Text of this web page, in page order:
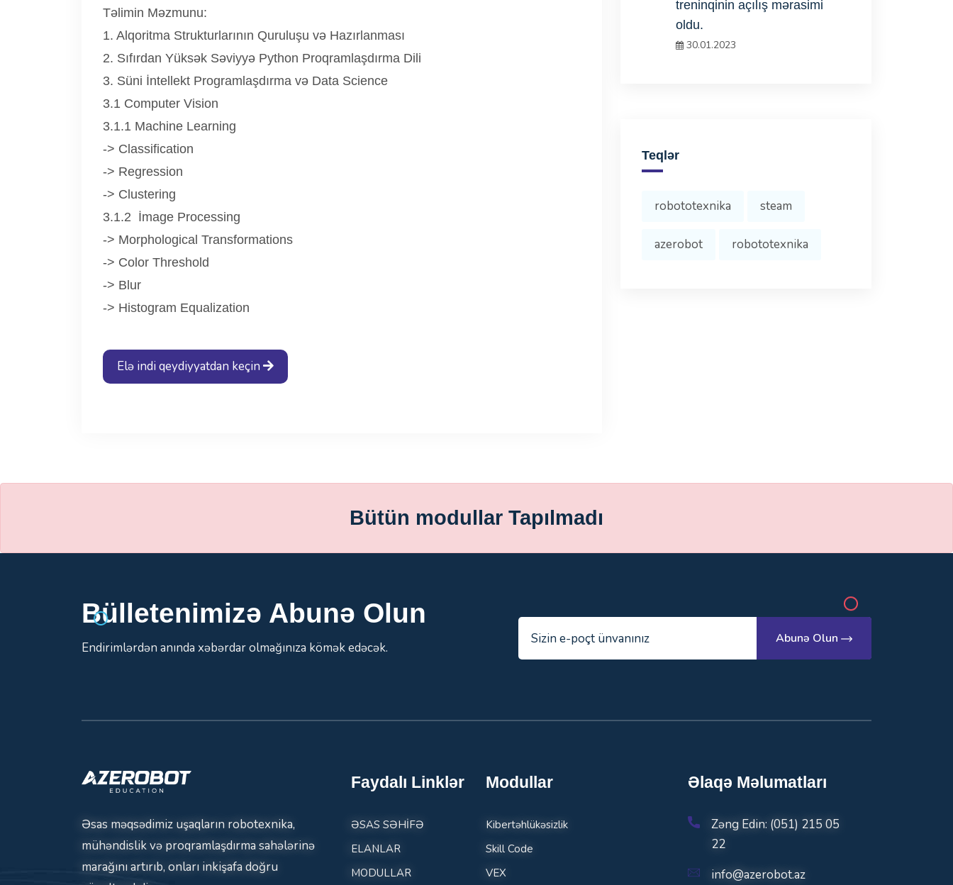
Təlimin Məzmunu:
1. Alqoritma Strukturlarının Quruluşu və Hazırlanması
2. Sıfırdan Yüksək Səviyyə Python Proqramlaşdırma Dili
3. Süni İntellekt Programlaşdırma və Data Science
3.1 Computer Vision
3.1.1 Machine Learning
-> Classification
-> Regression
-> Clustering
3.1.2 İmage Processing
-> Morphological Transformations
-> Color Threshold
-> Blur
-> Histogram Equalization
Elə indi qeydiyyatdan keçin
treninqinin açılış mərasimi
oldu.
30.01.2023
Teqlər
robototexnika steam
azerobot robototexnika
Bütün modullar Tapılmadı
Bülletenimizə Abunə Olun
Endirimlərdən anında xəbərdar olmağınıza kömək edəcək.
Abunə Olun
Əsas məqsədimiz uşaqların robotexnika,
mühəndislik və proqramlaşdırma sahələrinə
marağını artırıb, onları inkişafa doğru
Faydalı Linklər
ƏSAS SƏHİFƏ
ELANLAR
MODULLAR
Modullar
Kibertəhlükəsizlik
Skill Code
VEX
Əlaqə Məlumatları
Zəng Edin: (051) 215 05
22
info@azerobot.az